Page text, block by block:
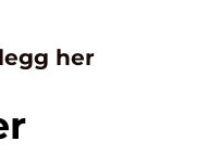
her